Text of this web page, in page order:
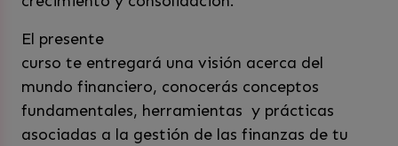
El presente
curso te entregará una visión acerca del
mundo financiero, conocerás conceptos
fundamentales, herramientas y prácticas
asociadas a la gestión de las finanzas de tu